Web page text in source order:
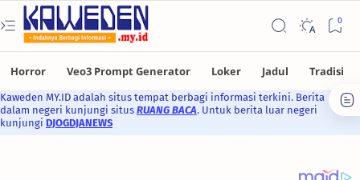
Kaweden MY.ID adalah situs tempat berbagi informasi terkini. Berita
dalam negeri kunjungi situs RUANG BACA. Untuk berita luar negeri
kunjungi DJOGDJANEWS